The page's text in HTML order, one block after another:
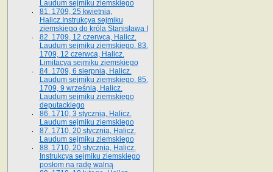
Laudum sejmiku ziemskiego
81. 1709, 25 kwietnia,
Halicz.Instrukcya sejmiku
ziemskiego do króla Stanisława I
82. 1709, 12 czerwca, Halicz.
Laudum sejmiku ziemskiego. 83.
1709, 12 czerwca, Halicz.
Limitacya sejmiku ziemskiego
84. 1709, 6 sierpnia, Halicz.
Laudum sejmiku ziemskiego. 85.
1709, 9 września, Halicz.
Laudum sejmiku ziemskiego
deputackiego
86. 1710, 3 stycznia, Halicz.
Laudum sejmiku ziemskiego
87. 1710, 20 stycznia, Halicz.
Laudum sejmiku ziemskiego
88. 1710, 20 stycznia, Halicz.
Instrukcya sejmiku ziemskiego
posłom na radę walną